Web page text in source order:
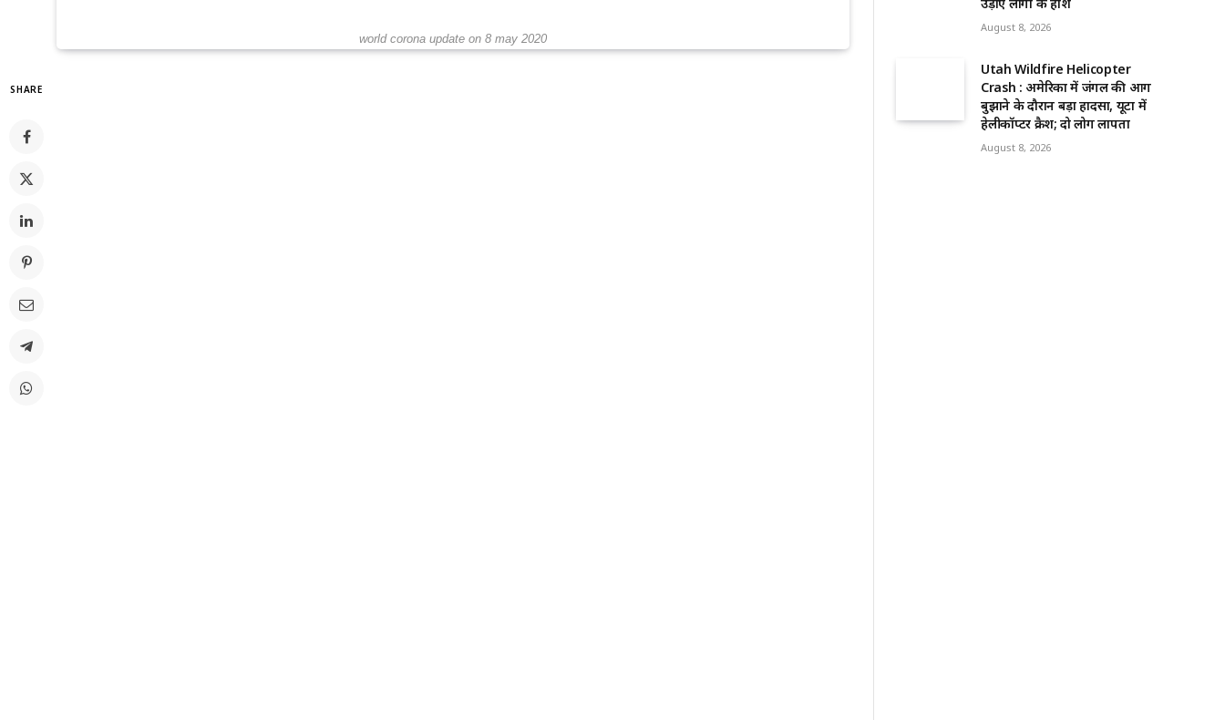
world corona update on 8 may 2020
SHARE
August 8, 2026
Utah Wildfire Helicopter
Crash : अमेरिका में जंगल की आग
बुझाने के दौरान बड़ा हादसा, यूटा में
हेलीकॉप्टर क्रैश; दो लोग लापता
August 8, 2026